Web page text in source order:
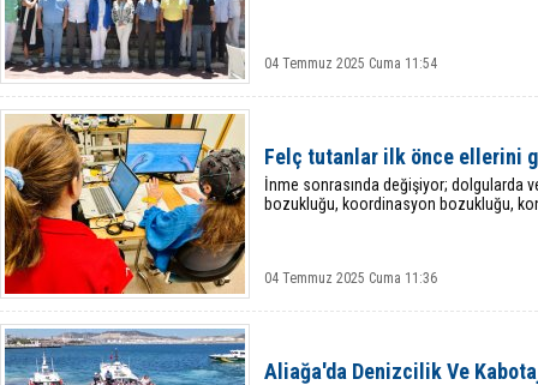
04 Temmuz 2025 Cuma 11:54
Felç tutanlar ilk önce ellerini
İnme sonrasında değişiyor; dolgularda
bozukluğu, koordinasyon bozukluğu,
04 Temmuz 2025 Cuma 11:36
Aliağa'da Denizcilik Ve